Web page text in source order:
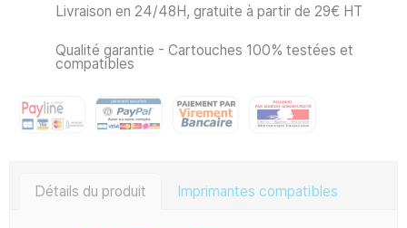
Livraison en 24/48H, gratuite à partir de 29€ HT
Qualité garantie - Cartouches 100% testées et
compatibles
Détails du produit Imprimantes compatibles